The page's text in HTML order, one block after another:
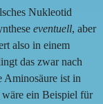
Nukleotid
eventuell, aber
also in einem
das zwar nach
Aminosäure ist in
wäre ein Beispiel für